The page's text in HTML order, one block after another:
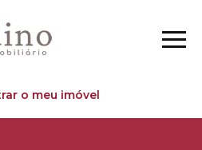
o meu imóvel